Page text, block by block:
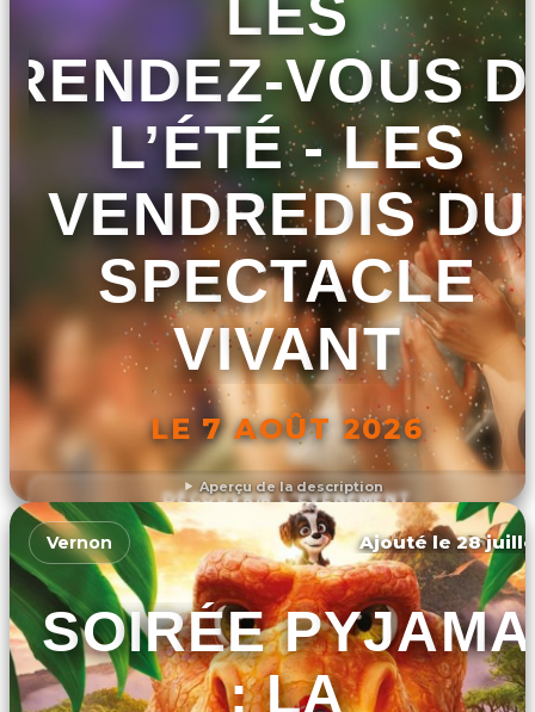
Aperçu de la description
RENDEZ-VOUS
L’ÉTÉ - LES
VENDREDIS DU
SPECTACLE
VIVANT
LE 7 AOÛT 2026
DÉCOUVRIR L'ÉVÉNEMENT
Vernon Ajouté le 28
SOIRÉE PYJAMA
: LA